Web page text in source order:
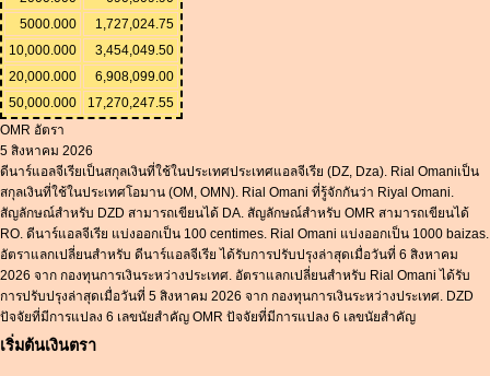
5000.000
1,727,024.75
10,000.000
3,454,049.50
20,000.000
6,908,099.00
50,000.000
17,270,247.55
OMR อัตรา
5 สิงหาคม 2026
ดีนาร์แอลจีเรียเป็นสกุลเงินที่ใช้ในประเทศประเทศแอลจีเรีย (DZ, Dza). Rial Omaniเป็น
สกุลเงินที่ใช้ในประเทศโอมาน (OM, OMN). Rial Omani ที่รู้จักกันว่า Riyal Omani.
สัญลักษณ์สำหรับ DZD สามารถเขียนได้ DA. สัญลักษณ์สำหรับ OMR สามารถเขียนได้
RO. ดีนาร์แอลจีเรีย แบ่งออกเป็น 100 centimes. Rial Omani แบ่งออกเป็น 1000 baizas.
อัตราแลกเปลี่ยนสำหรับ ดีนาร์แอลจีเรีย ได้รับการปรับปรุงล่าสุดเมื่อวันที่ 6 สิงหาคม
2026 จาก กองทุนการเงินระหว่างประเทศ. อัตราแลกเปลี่ยนสำหรับ Rial Omani ได้รับ
การปรับปรุงล่าสุดเมื่อวันที่ 5 สิงหาคม 2026 จาก กองทุนการเงินระหว่างประเทศ. DZD
ปัจจัยที่มีการแปลง 6 เลขนัยสำคัญ OMR ปัจจัยที่มีการแปลง 6 เลขนัยสำคัญ
เริ่มต้นเงินตรา